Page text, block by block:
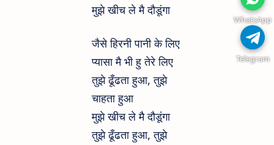
मुझे खीच ले मै दौडूंगा
जैसे हिरनी पानी के लिए
प्यासा मै भी हु तेरे लिए
तुझे ढूँढता हुआ, तुझे
चाहता हुआ
मुझे खीच ले मै दौडूंगा
तुझे ढूँढता हुआ, तुझे
WhatsApp
Telegram